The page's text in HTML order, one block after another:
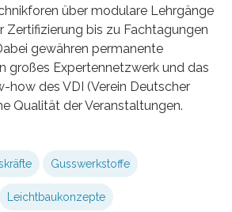
über modulare Lehrgänge
Zertifizierung bis zu Fachtagungen
gewähren permanente
großes Expertennetzwerk und das
how des VDI (Verein Deutscher
Qualität der Veranstaltungen.
Gusswerkstoffe
Leichtbaukonzepte